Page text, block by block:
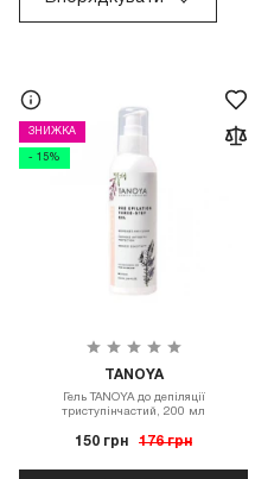
ЗНИЖКА
- 15%
TANOYA
Гель TANOYA до депіляції
триступінчастий, 200 мл
150 грн 176 грн